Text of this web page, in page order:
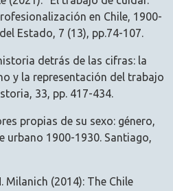
en Chile, 1900-
Estado, 7 (13), pp.74-107.
detrás de las cifras: la
y la representación del trabajo
33, pp. 417-434.
propias de su sexo: género,
urbano 1900-1930. Santiago,
Milanich (2014): The Chile